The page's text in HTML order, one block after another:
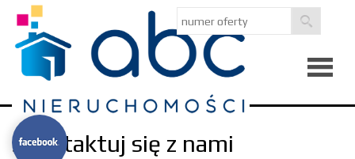
skontaktuj się z nami